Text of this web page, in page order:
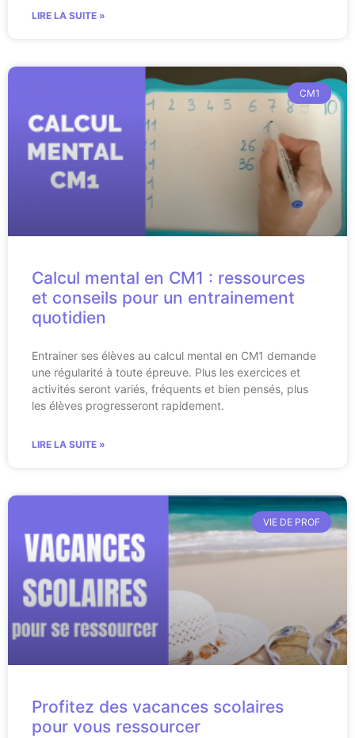
LIRE LA SUITE »
CM1
Calcul mental en CM1 : ressources
et conseils pour un entrainement
quotidien
Entrainer ses élèves au calcul mental en CM1 demande
une régularité à toute épreuve. Plus les exercices et
activités seront variés, fréquents et bien pensés, plus
les élèves progresseront rapidement.
LIRE LA SUITE »
VIE DE PROF
Profitez des vacances scolaires
pour vous ressourcer